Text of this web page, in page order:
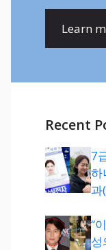
Learn
Recent
7
하
과
“
성